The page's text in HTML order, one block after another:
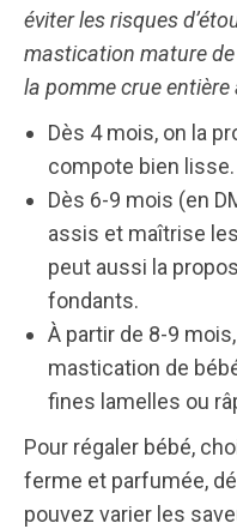
éviter les risques
mastication mature
la pomme crue
Dès 4 mois, on la
compote bien lisse.
Dès 6-9 mois (en
assis et maîtrise
peut aussi la
fondants.
À partir de 8-9
mastication de
fines lamelles ou
Pour régaler bébé,
ferme et parfumée,
pouvez varier les